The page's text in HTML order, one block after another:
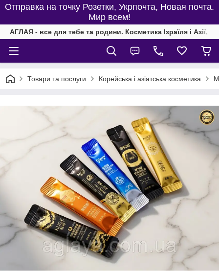
Отправка на точку Розетки, Укрпочта, Новая почта.
Мир всем!
АГЛАЯ - все для тебе та родини. Косметика Ізраїля і Азії,
Товари та послуги Корейська і азіатська косметика